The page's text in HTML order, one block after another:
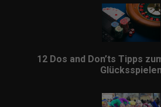
12 Dos and Don’ts Tipps
Glücksspielen